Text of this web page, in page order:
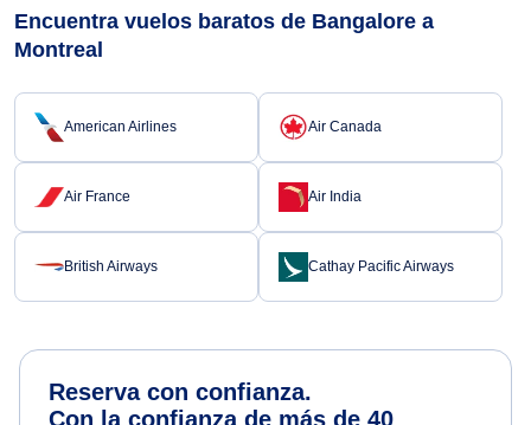
Encuentra vuelos baratos de Bangalore a
Montreal
American Airlines Air Canada
Air France Air India
British Airways Cathay Pacific Airways
Reserva con confianza.
Con la confianza de más de 40